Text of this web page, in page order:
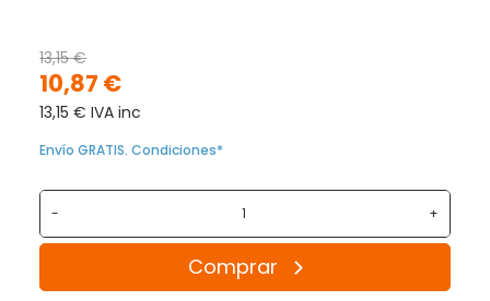
10,87 €
13,15 €
13,15 € IVA inc
Envío GRATIS. Condiciones*
- +
Comprar